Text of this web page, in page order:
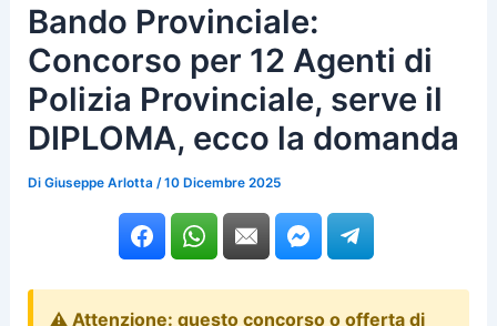
Bando Provinciale:
Concorso per 12 Agenti di
Polizia Provinciale, serve il
DIPLOMA, ecco la domanda
DiGiuseppe Arlotta /10 Dicembre 2025
⚠️ Attenzione: questo concorso o offerta di